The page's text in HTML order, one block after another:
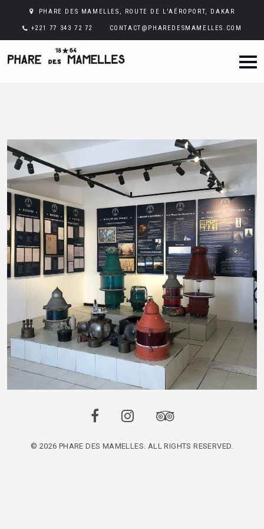
PHARE DES MAMELLES, ROUTE DE L'AÉROPORT, DAKAR
+221 77 343 72 72 CONTACT@PHAREDESMAMELLES.COM
© 2026 PHARE DES MAMELLES. ALL RIGHTS RESERVED.